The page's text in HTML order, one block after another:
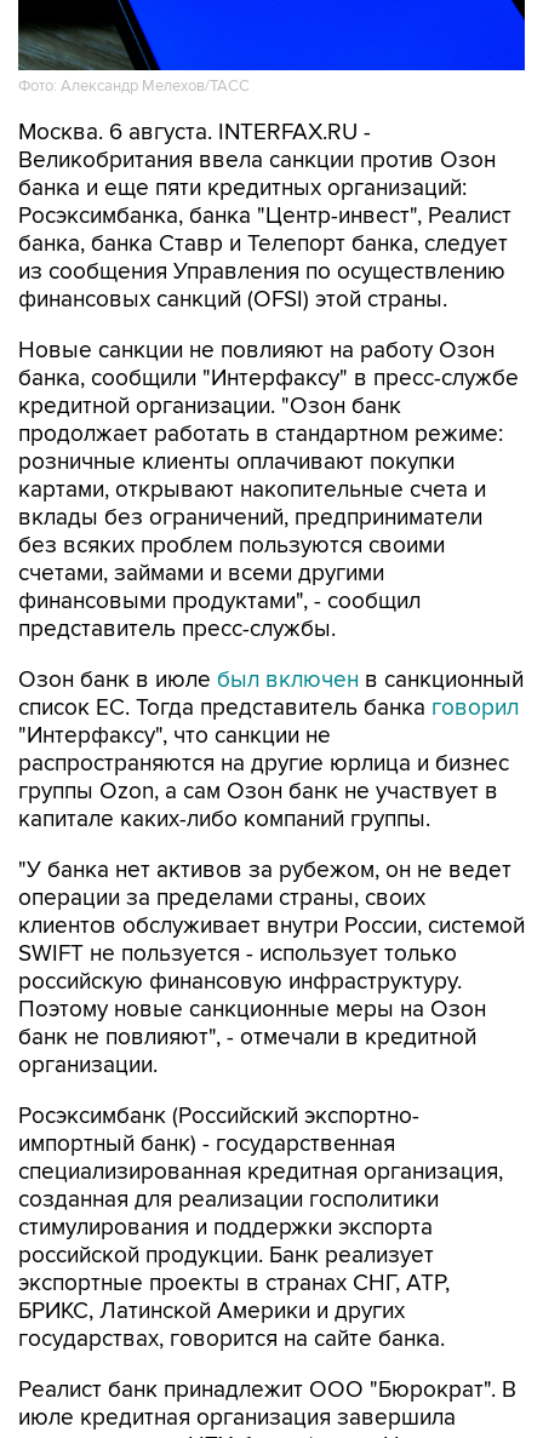
Фото: Александр Мелехов/ТАСС
Москва. 6 августа. INTERFAX.RU -
Великобритания ввела санкции против Озон
банка и еще пяти кредитных организаций:
Росэксимбанка, банка "Центр-инвест", Реалист
банка, банка Ставр и Телепорт банка, следует
из сообщения Управления по осуществлению
финансовых санкций (OFSI) этой страны.
Новые санкции не повлияют на работу Озон
банка, сообщили "Интерфаксу" в пресс-службе
кредитной организации. "Озон банк
продолжает работать в стандартном режиме:
розничные клиенты оплачивают покупки
картами, открывают накопительные счета и
вклады без ограничений, предприниматели
без всяких проблем пользуются своими
счетами, займами и всеми другими
финансовыми продуктами", - сообщил
представитель пресс-службы.
Озон банк в июле был включен в санкционный
список ЕС. Тогда представитель банка говорил
"Интерфаксу", что санкции не
распространяются на другие юрлица и бизнес
группы Ozon, а сам Озон банк не участвует в
капитале каких-либо компаний группы.
"У банка нет активов за рубежом, он не ведет
операции за пределами страны, своих
клиентов обслуживает внутри России, системой
SWIFT не пользуется - использует только
российскую финансовую инфраструктуру.
Поэтому новые санкционные меры на Озон
банк не повлияют", - отмечали в кредитной
организации.
Росэксимбанк (Российский экспортно-
импортный банк) - государственная
специализированная кредитная организация,
созданная для реализации госполитики
стимулирования и поддержки экспорта
российской продукции. Банк реализует
экспортные проекты в странах СНГ, АТР,
БРИКС, Латинской Америки и других
государствах, говорится на сайте банка.
Реалист банк принадлежит ООО "Бюрократ". В
июле кредитная организация завершила